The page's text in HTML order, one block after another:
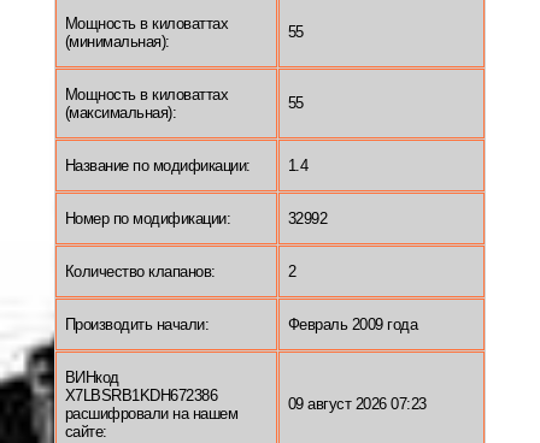
Мощность в киловаттах
(минимальная):
55
Мощность в киловаттах
(максимальная):
55
Название по модификации: 1.4
Номер по модификации: 32992
Количество клапанов: 2
Производить начали: Февраль 2009 года
ВИНкод
X7LBSRB1KDH672386
расшифровали на нашем
сайте:
09 август 2026 07:23